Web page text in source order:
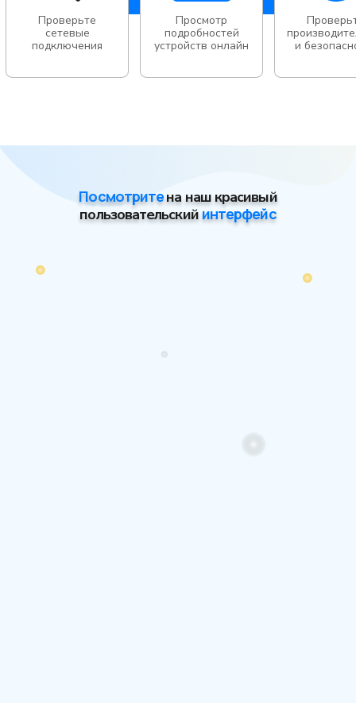
Проверьте
сетевые
подключения
Просмотр
подробностей
устройств онлайн
и
Посмотритена наш красивый
пользовательский интерфейс